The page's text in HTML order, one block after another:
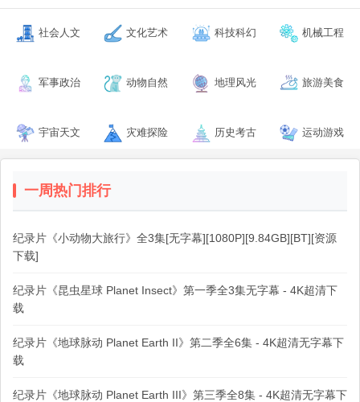
社会人文 文化艺术 科技科幻 机械工程
军事政治 动物自然 地理风光 旅游美食
宇宙天文 灾难探险 历史考古 运动游戏
一周热门排行
纪录片《小动物大旅行》全3集[无字幕][1080P][9.84GB][BT][资源
下载]
纪录片《昆虫星球 Planet Insect》第一季全3集无字幕 - 4K超清下
载
纪录片《地球脉动 Planet Earth II》第二季全6集 - 4K超清无字幕下
载
纪录片《地球脉动 Planet Earth III》第三季全8集 - 4K超清无字幕下